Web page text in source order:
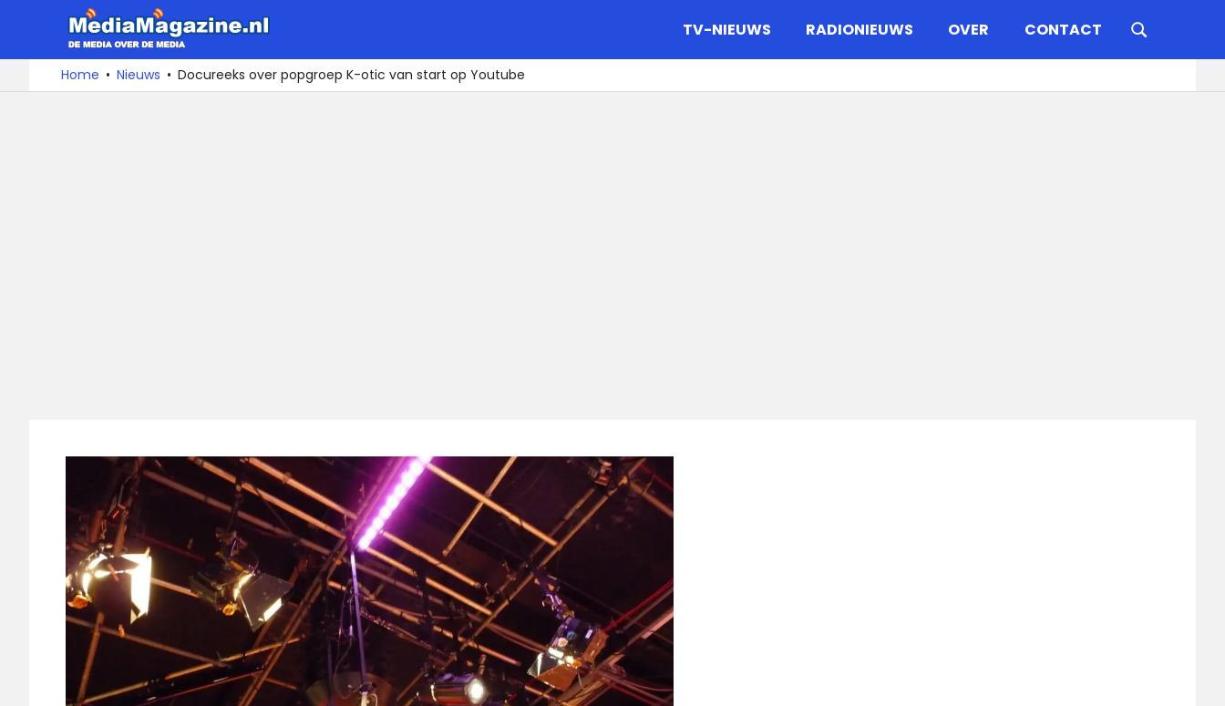
naar
De
media
over
TV-NIEUWS RADIONIEUWS OVER CONTACT
Home Nieuws Docureeks over popgroep K-otic van start op Youtube